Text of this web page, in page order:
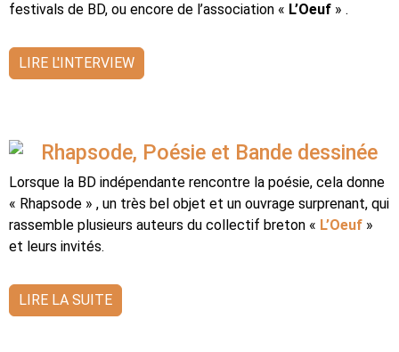
festivals de BD, ou encore de l’association « L’Oeuf » .
LIRE L'INTERVIEW
Rhapsode, Poésie et Bande dessinée
Lorsque la BD indépendante rencontre la poésie, cela donne
« Rhapsode » , un très bel objet et un ouvrage surprenant, qui
rassemble plusieurs auteurs du collectif breton « L’Oeuf »
et leurs invités.
LIRE LA SUITE